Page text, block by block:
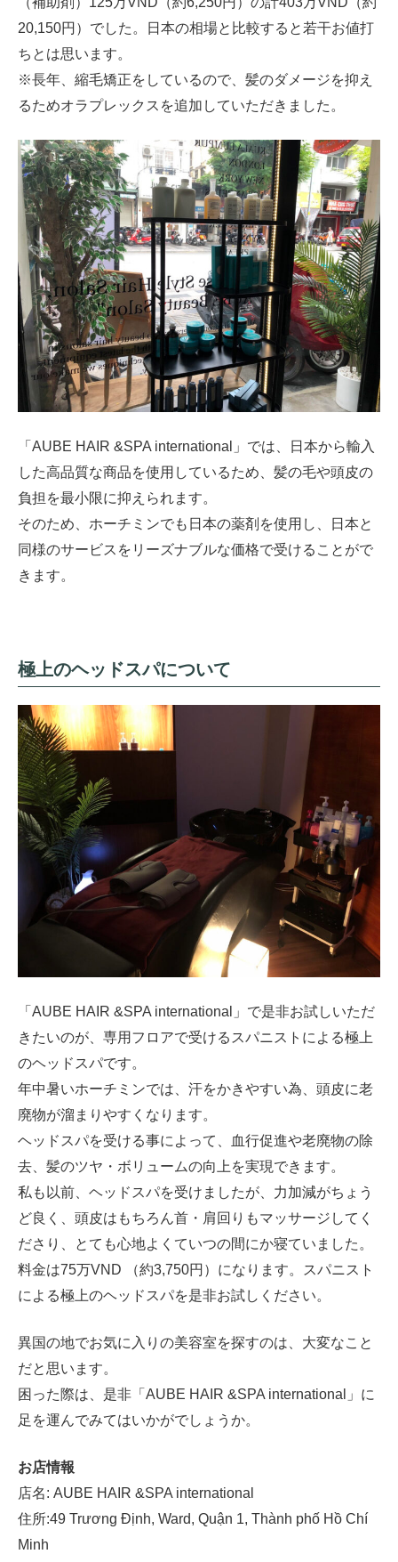
20,150円）でした。日本の相場と比較すると若干お値打
ちとは思います。
※長年、縮毛矯正をしているので、髪のダメージを抑え
るためオラプレックスを追加していただきました。
「AUBE HAIR &SPA international」では、日本から輸入
した高品質な商品を使用しているため、髪の毛や頭皮の
負担を最小限に抑えられます。
そのため、ホーチミンでも日本の薬剤を使用し、日本と
同様のサービスをリーズナブルな価格で受けることがで
きます。
極上のヘッドスパについて
「AUBE HAIR &SPA international」で是非お試しいただ
きたいのが、専用フロアで受けるスパニストによる極上
のヘッドスパです。
年中暑いホーチミンでは、汗をかきやすい為、頭皮に老
廃物が溜まりやすくなります。
ヘッドスパを受ける事によって、血行促進や老廃物の除
去、髪のツヤ・ボリュームの向上を実現できます。
私も以前、ヘッドスパを受けましたが、力加減がちょう
ど良く、頭皮はもちろん首・肩回りもマッサージしてく
ださり、とても心地よくていつの間にか寝ていました。
料金は75万VND （約3,750円）になります。スパニスト
による極上のヘッドスパを是非お試しください。
異国の地でお気に入りの美容室を探すのは、大変なこと
だと思います。
困った際は、是非「AUBE HAIR &SPA international」に
足を運んでみてはいかがでしょうか。
お店情報
店名: AUBE HAIR &SPA international
住所:49 Trương Định, Ward, Quận 1, Thành phố Hồ Chí
Minh